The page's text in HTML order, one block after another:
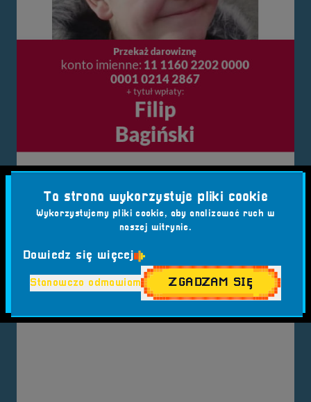
Ta strona wykorzystuje pliki cookie
Wykorzystujemy pliki cookie, aby analizować ruch w
naszej witrynie.
Dowiedz się więcej
Stanowczo odmawiam ZGADZAM SIĘ